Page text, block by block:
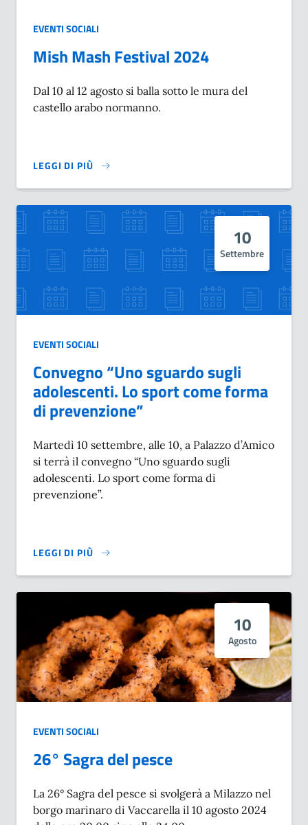
EVENTI SOCIALI
Mish Mash Festival 2024
Dal 10 al 12 agosto si balla sotto le mura del
castello arabo normanno.
LEGGI DI PIÙ
SU MISH MASH FESTIVAL 2024
10
Settembre
EVENTI SOCIALI
Convegno “Uno sguardo sugli
adolescenti. Lo sport come forma
di prevenzione”
Martedì 10 settembre, alle 10, a Palazzo d’Amico
si terrà il convegno “Uno sguardo sugli
adolescenti. Lo sport come forma di
prevenzione”.
LEGGI DI PIÙ
SU CONVEGNO “UNO SGUARDO SUGLI ADOLESCENTI. LO
10
Agosto
EVENTI SOCIALI
26° Sagra del pesce
La 26° Sagra del pesce si svolgerà a Milazzo nel
borgo marinaro di Vaccarella il 10 agosto 2024